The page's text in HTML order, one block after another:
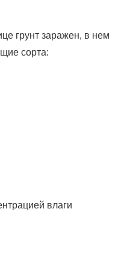
грунт заражен, в нем
сорта:
влаги